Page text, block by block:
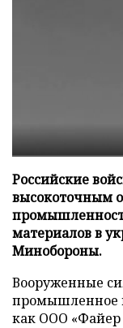
Российские
высокоточным
материалов в
Минобороны.
Вооруженные
промышленное
как ООО «Файер